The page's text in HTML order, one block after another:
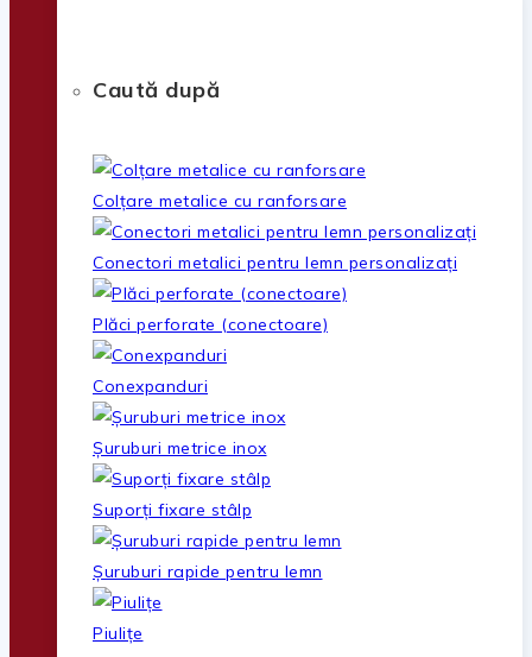
Caută după
Colțare metalice cu ranforsare
Conectori metalici pentru lemn personalizați
Plăci perforate (conectoare)
Conexpanduri
Șuruburi metrice inox
Suporți fixare stâlp
Șuruburi rapide pentru lemn
Piulițe